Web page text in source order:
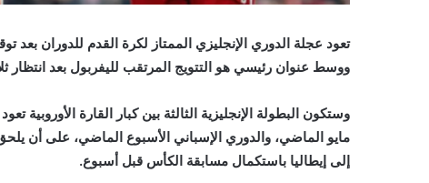
ووسط عنوان رئيسي هو التتويج المرتقب لليفربول بعد انتظار
مايو الماضي، والدوري الإسباني الأسبوع الماضي، على أن
إلى إيطاليا باستكمال مسابقة الكأس قبل أسبوع.